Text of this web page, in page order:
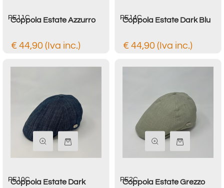
PE11C
Coppola Estate Azzurro
€ 44,90 (Iva inc.)
PE14C
Coppola Estate Dark Blu
€ 44,90 (Iva inc.)
Quantità
PE10C
Coppola Estate Dark
Quantità
PE2C
Coppola Estate Grezzo